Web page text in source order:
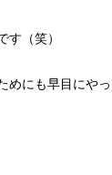
（笑）
めにも早目にやっ